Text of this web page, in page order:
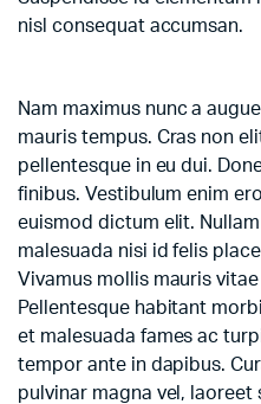
nisl consequat accumsan.
Nam maximus nunc a
mauris tempus. Cras non
pellentesque in eu dui.
finibus. Vestibulum enim
euismod dictum elit.
malesuada nisi id felis
Vivamus mollis mauris
Pellentesque habitant
et malesuada fames ac
tempor ante in dapibus.
pulvinar magna vel, laoreet